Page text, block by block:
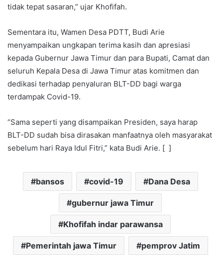
tidak tepat sasaran,” ujar Khofifah.
Sementara itu, Wamen Desa PDTT, Budi Arie
menyampaikan ungkapan terima kasih dan apresiasi
kepada Gubernur Jawa Timur dan para Bupati, Camat dan
seluruh Kepala Desa di Jawa Timur atas komitmen dan
dedikasi terhadap penyaluran BLT-DD bagi warga
terdampak Covid-19.
“Sama seperti yang disampaikan Presiden, saya harap
BLT-DD sudah bisa dirasakan manfaatnya oleh masyarakat
sebelum hari Raya Idul Fitri,” kata Budi Arie. [ ]
bansos covid-19 Dana Desa
gubernur jawa Timur
Khofifah indar parawansa
Pemerintah jawa Timur pemprov Jatim